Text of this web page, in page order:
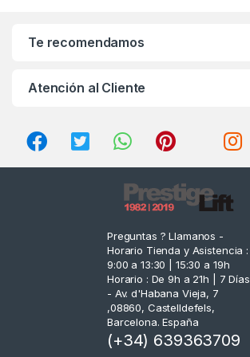
a
Te recomendamos
Atención al Cliente
Preguntas ? Llamanos -
Horario Tienda y Asistencia :
9:00 a 13:30 | 15:30 a 19h
Horario : De 9h a 21h | 7 Días
- Av. d'Habana Vieja, 7
,08860, Castelldefels,
Barcelona. España
(+34) 639363709